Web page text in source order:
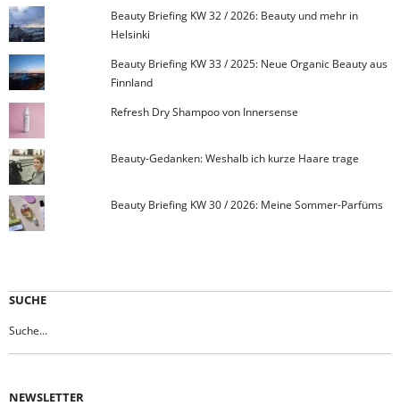
Beauty Briefing KW 32 / 2026: Beauty und mehr in
Helsinki
Beauty Briefing KW 33 / 2025: Neue Organic Beauty aus
Finnland
Refresh Dry Shampoo von Innersense
Beauty-Gedanken: Weshalb ich kurze Haare trage
Beauty Briefing KW 30 / 2026: Meine Sommer-Parfüms
SUCHE
NEWSLETTER